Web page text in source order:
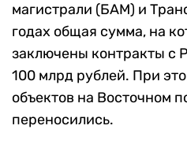
магистрали (БАМ) и
годах общая сумма, на
заключены контракты с
100 млрд рублей. При
объектов на Восточном
переносились.